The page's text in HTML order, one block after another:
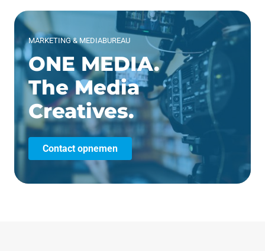
MARKETING & MEDIABUREAU
ONE MEDIA.
The Media
Creatives.
Contact opnemen